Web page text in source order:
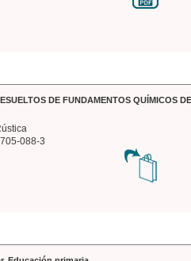
DE FUNDAMENTOS QUÍMICOS
088-3